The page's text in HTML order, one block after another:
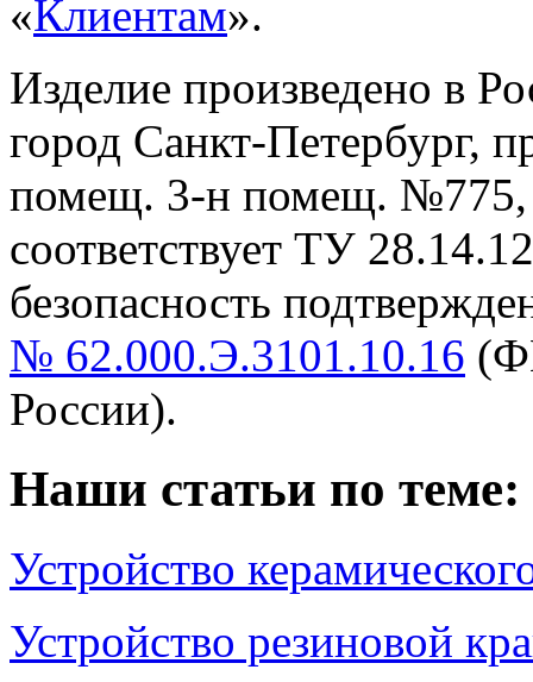
«Клиентам».
Изделие произведено в
город Санкт-Петербург,
помещ. 3-н помещ. №775,
cоответствует ТУ
безопасность
№ 62.000.Э.3101.10.16
России).
Наши статьи по теме:
Устройство
Устройство резиновой